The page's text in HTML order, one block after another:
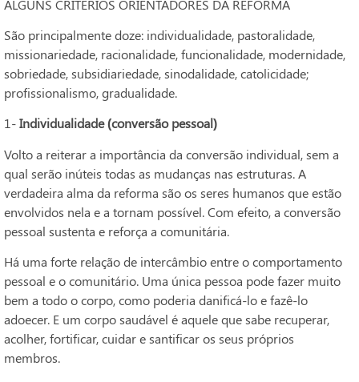
ALGUNS CRITÉRIOS ORIENTADORES DA REFORMA
São principalmente doze: individualidade, pastoralidade,
missionariedade, racionalidade, funcionalidade, modernidade,
sobriedade, subsidiariedade, sinodalidade, catolicidade;
profissionalismo, gradualidade.
1-Individualidade (conversão pessoal)
Volto a reiterar a importância da conversão individual, sem a
qual serão inúteis todas as mudanças nas estruturas. A
verdadeira alma da reforma são os seres humanos que estão
envolvidos nela e a tornam possível. Com efeito, a conversão
pessoal sustenta e reforça a comunitária.
Há uma forte relação de intercâmbio entre o comportamento
pessoal e o comunitário. Uma única pessoa pode fazer muito
bem a todo o corpo, como poderia danificá-lo e fazê-lo
adoecer. E um corpo saudável é aquele que sabe recuperar,
acolher, fortificar, cuidar e santificar os seus próprios
membros.